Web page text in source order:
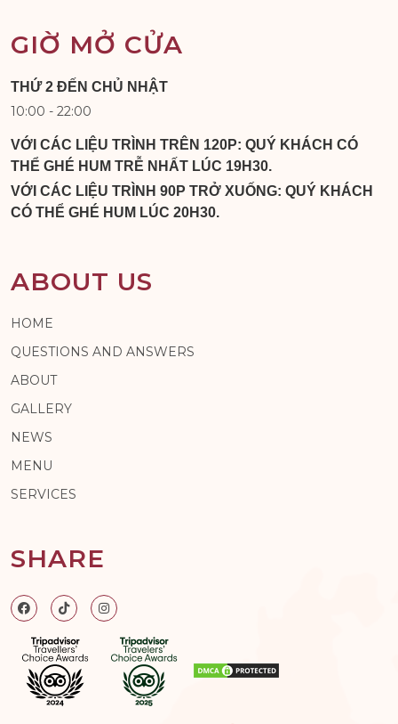
GIỜ MỞ CỬA
THỨ 2 ĐẾN CHỦ NHẬT
10:00 - 22:00
VỚI CÁC LIỆU TRÌNH TRÊN 120P: QUÝ KHÁCH CÓ
THỂ GHÉ HUM TRỄ NHẤT LÚC 19H30.
VỚI CÁC LIỆU TRÌNH 90P TRỞ XUỐNG: QUÝ KHÁCH
CÓ THỂ GHÉ HUM LÚC 20H30.
ABOUT US
HOME
QUESTIONS AND ANSWERS
ABOUT
GALLERY
NEWS
MENU
SERVICES
SHARE